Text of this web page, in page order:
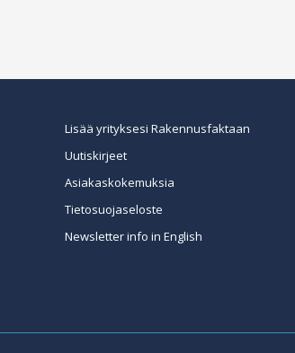
Lisää yrityksesi Rakennusfaktaan
Uutiskirjeet
Asiakaskokemuksia
Tietosuojaseloste
Newsletter info in English